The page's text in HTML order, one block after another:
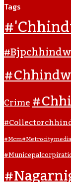
Tags
Crime
#mcm#metrocitymedia